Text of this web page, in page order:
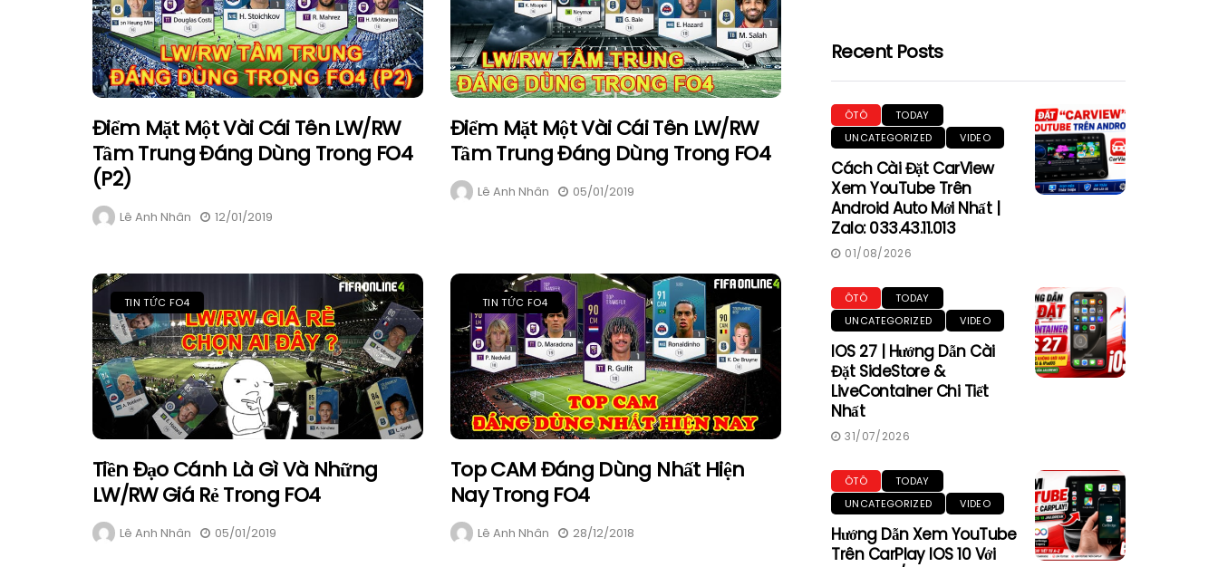
Điểm Mặt Một Vài Cái Tên LW/RW
Tầm Trung Đáng Dùng Trong FO4
(P2)
Lê Anh Nhân 12/01/2019
Điểm Mặt Một Vài Cái Tên LW/RW
Tầm Trung Đáng Dùng Trong FO4
Lê Anh Nhân 05/01/2019
TIN TỨC FO4
Tiền Đạo Cánh Là Gì Và Những
LW/RW Giá Rẻ Trong FO4
Lê Anh Nhân 05/01/2019
TIN TỨC FO4
Top CAM Đáng Dùng Nhất Hiện
Nay Trong FO4
Lê Anh Nhân 28/12/2018
Recent Posts
ÔTÔ
TODAY
UNCATEGORIZED
VIDEO
Cách Cài Đặt CarView
Xem YouTube Trên
Android Auto Mới Nhất |
Zalo: 033.43.11.013
01/08/2026
ÔTÔ
TODAY
UNCATEGORIZED
VIDEO
IOS 27 | Hướng Dẫn Cài
Đặt SideStore &
LiveContainer Chi Tiết
Nhất
31/07/2026
ÔTÔ
TODAY
UNCATEGORIZED
VIDEO
Hướng Dẫn Xem YouTube
Trên CarPlay IOS 10 Với